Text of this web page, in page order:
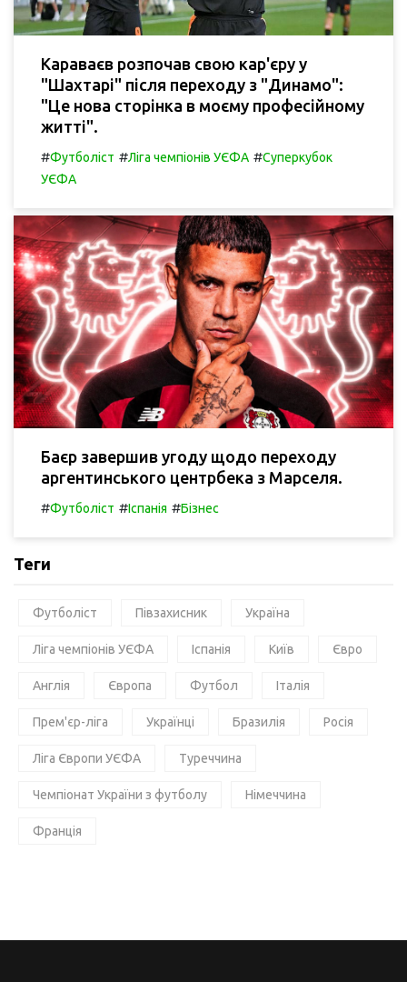
Караваєв розпочав свою кар'єру у
"Шахтарі" після переходу з "Динамо":
"Це нова сторінка в моєму професійному
житті".
#Футболіст #Ліга чемпіонів УЄФА #Суперкубок
УЄФА
Баєр завершив угоду щодо переходу
аргентинського центрбека з Марселя.
#Футболіст #Іспанія #Бізнес
Теги
Футболіст Півзахисник Україна
Ліга чемпіонів УЄФА Іспанія Київ Євро
Англія Європа Футбол Італія
Прем'єр-ліга Українці Бразилія Росія
Ліга Європи УЄФА Туреччина
Чемпіонат України з футболу Німеччина
Франція